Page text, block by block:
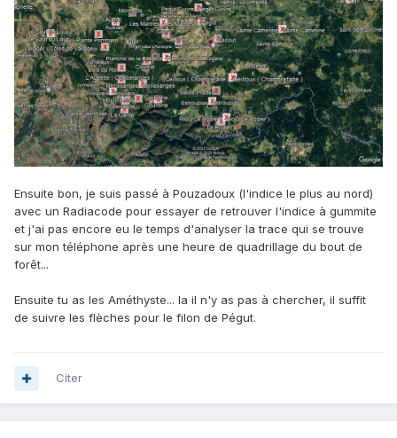
Ensuite bon, je suis passé à Pouzadoux (l'indice le plus au nord)
avec un Radiacode pour essayer de retrouver l'indice à gummite
et j'ai pas encore eu le temps d'analyser la trace qui se trouve
sur mon téléphone après une heure de quadrillage du bout de
forêt...
Ensuite tu as les Améthyste... la il n'y as pas à chercher, il suffit
de suivre les flèches pour le filon de Pégut.
Citer